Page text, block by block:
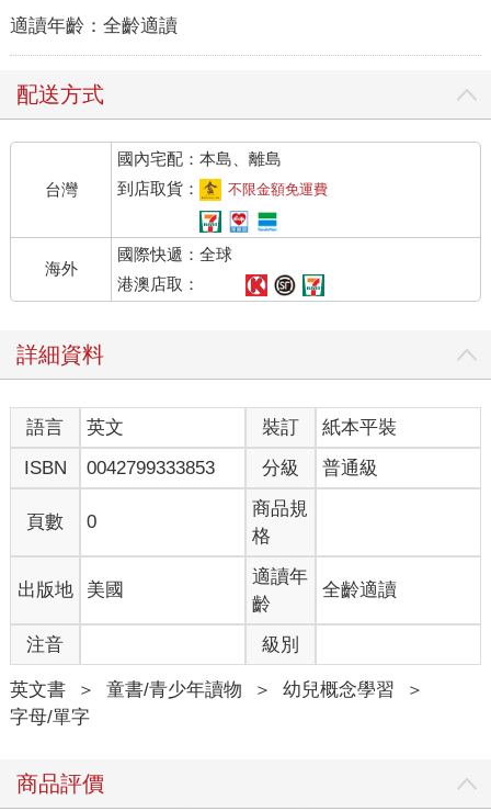
適讀年齡： 全齡適讀
配送方式
台灣
國內宅配：本島、離島
到店取貨：
不限金額免運費
海外
國際快遞：全球
港澳店取：
詳細資料
語言 英文 裝訂
紙本平裝
ISBN
0042799333853 分級 普通級
頁數 0
商品規
格
出版地 美國
適讀年
齡
全齡適讀
注音 級別
英文書 ＞ 童書/青少年讀物 ＞ 幼兒概念學習
＞
字母/單字
商品評價